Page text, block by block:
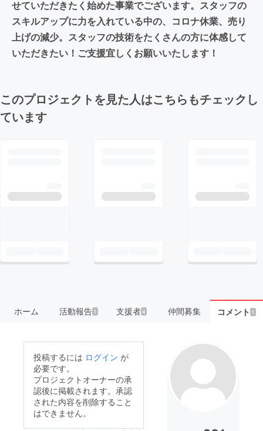
せていただきたく始めた事業でございます。スタッフの
スキルアップに力を入れている中の、コロナ休業、売り
上げの減少。スタッフの技術をたくさんの方に体感して
いただきたい！ご支援宜しくお願いいたします！
このプロジェクトを見た人はこちらもチェックし
ています
ホーム 活動報告1 支援者4 仲間募集 コメント 1
投稿するには ログイン が
必要です。
プロジェクトオーナーの承
認後に掲載されます。承認
された内容を削除すること
はできません。